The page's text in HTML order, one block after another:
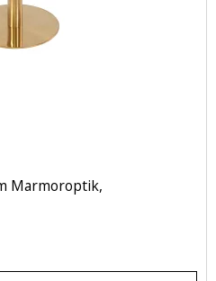
Marmoroptik,